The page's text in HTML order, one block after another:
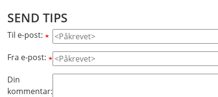
SEND TIPS
Til e-post:
Fra e-post:
Din
kommentar: